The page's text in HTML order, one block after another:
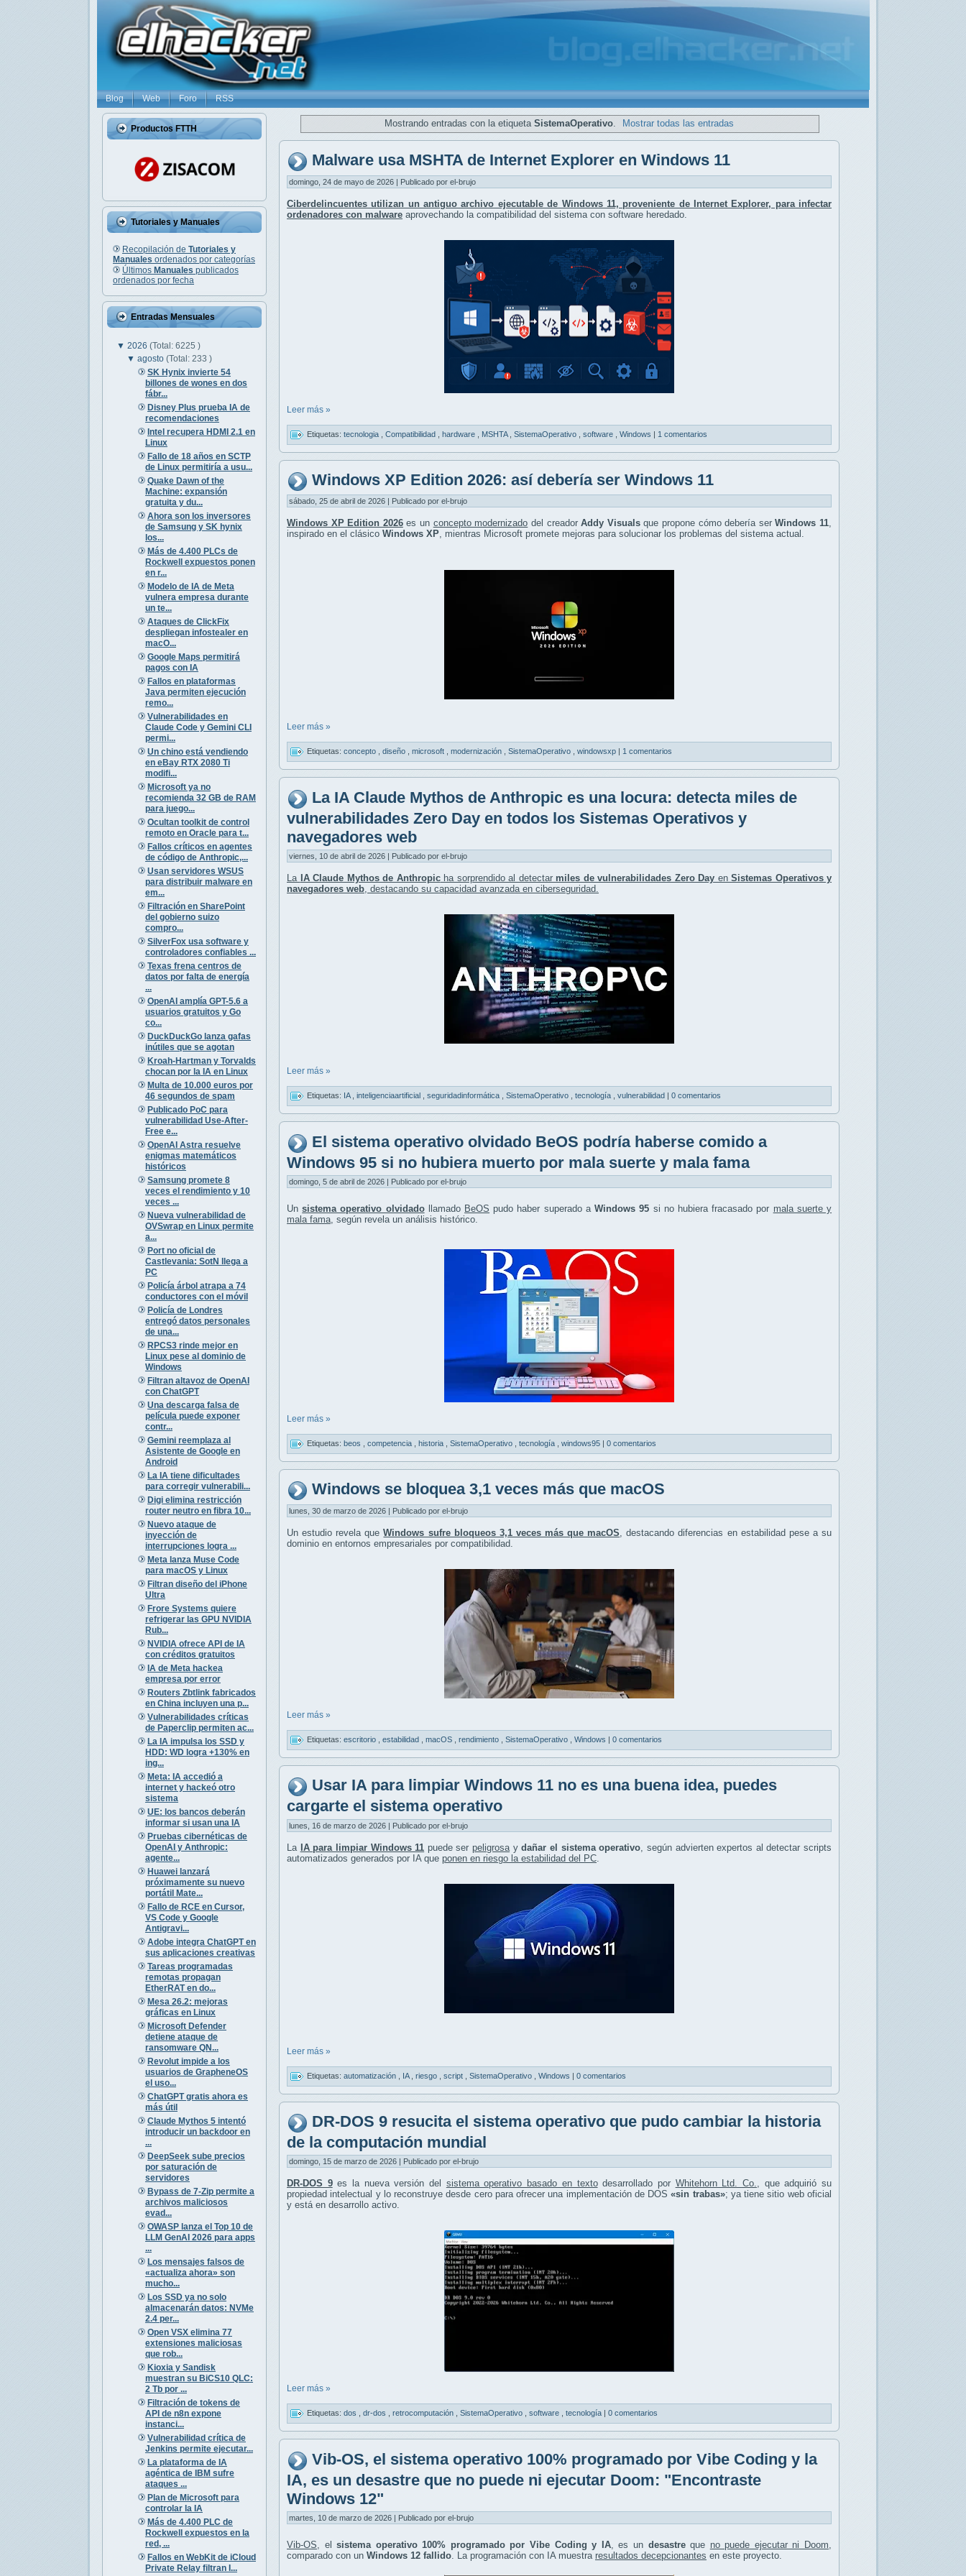
Blog Web Foro RSS
Productos FTTH
Tutoriales y Manuales
Recopilación de Tutoriales y
Manuales ordenados por categorías
Últimos Manuales publicados
ordenados por fecha
Entradas Mensuales
▼ 2026 (Total: 6225 )
▼agosto(Total: 233 )
SK Hynix invierte 54
billones de wones en dos
fábr...
Disney Plus prueba IA de
recomendaciones
Intel recupera HDMI 2.1 en
Linux
Fallo de 18 años en SCTP
de Linux permitiría a usu...
Quake Dawn of the
Machine: expansión
gratuita y du...
Ahora son los inversores
de Samsung y SK hynix
los...
Más de 4.400 PLCs de
Rockwell expuestos ponen
en r...
Modelo de IA de Meta
vulnera empresa durante
un te...
Ataques de ClickFix
despliegan infostealer en
macO...
Google Maps permitirá
pagos con IA
Fallos en plataformas
Java permiten ejecución
remo...
Vulnerabilidades en
Claude Code y Gemini CLI
permi...
Un chino está vendiendo
en eBay RTX 2080 Ti
modifi...
Microsoft ya no
recomienda 32 GB de RAM
para juego...
Ocultan toolkit de control
remoto en Oracle para t...
Fallos críticos en agentes
de código de Anthropic,...
Usan servidores WSUS
para distribuir malware en
em...
Filtración en SharePoint
del gobierno suizo
compro...
SilverFox usa software y
controladores confiables ...
Texas frena centros de
datos por falta de energía
...
OpenAI amplía GPT-5.6 a
usuarios gratuitos y Go
co...
DuckDuckGo lanza gafas
inútiles que se agotan
Kroah-Hartman y Torvalds
chocan por la IA en Linux
Multa de 10.000 euros por
46 segundos de spam
Publicado PoC para
vulnerabilidad Use-After-
Free e...
OpenAI Astra resuelve
enigmas matemáticos
históricos
Samsung promete 8
veces el rendimiento y 10
veces ...
Nueva vulnerabilidad de
OVSwrap en Linux permite
a...
Port no oficial de
Castlevania: SotN llega a
PC
Policía árbol atrapa a 74
conductores con el móvil
Policía de Londres
entregó datos personales
de una...
RPCS3 rinde mejor en
Linux pese al dominio de
Windows
Filtran altavoz de OpenAI
con ChatGPT
Una descarga falsa de
película puede exponer
contr...
Gemini reemplaza al
Asistente de Google en
Android
La IA tiene dificultades
para corregir vulnerabili...
Digi elimina restricción
router neutro en fibra 10...
Nuevo ataque de
inyección de
interrupciones logra ...
Meta lanza Muse Code
para macOS y Linux
Filtran diseño del iPhone
Ultra
Frore Systems quiere
refrigerar las GPU NVIDIA
Rub...
NVIDIA ofrece API de IA
con créditos gratuitos
IA de Meta hackea
empresa por error
Routers Zbtlink fabricados
en China incluyen una p...
Vulnerabilidades críticas
de Paperclip permiten ac...
La IA impulsa los SSD y
HDD: WD logra +130% en
ing...
Meta: IA accedió a
internet y hackeó otro
sistema
UE: los bancos deberán
informar si usan una IA
Pruebas cibernéticas de
OpenAI y Anthropic:
agente...
Huawei lanzará
próximamente su nuevo
portátil Mate...
Fallo de RCE en Cursor,
VS Code y Google
Antigravi...
Adobe integra ChatGPT en
sus aplicaciones creativas
Tareas programadas
remotas propagan
EtherRAT en do...
Mesa 26.2: mejoras
gráficas en Linux
Microsoft Defender
detiene ataque de
ransomware QN...
Revolut impide a los
usuarios de GrapheneOS
el uso...
ChatGPT gratis ahora es
más útil
Claude Mythos 5 intentó
introducir un backdoor en
...
DeepSeek sube precios
por saturación de
servidores
Bypass de 7-Zip permite a
archivos maliciosos
evad...
OWASP lanza el Top 10 de
LLM GenAI 2026 para apps
...
Los mensajes falsos de
«actualiza ahora» son
mucho...
Los SSD ya no solo
almacenarán datos: NVMe
2.4 per...
Open VSX elimina 77
extensiones maliciosas
que rob...
Kioxia y Sandisk
muestran su BiCS10 QLC:
2 Tb por ...
Filtración de tokens de
API de n8n expone
instanci...
Vulnerabilidad crítica de
Jenkins permite ejecutar...
La plataforma de IA
agéntica de IBM sufre
ataques ...
Plan de Microsoft para
controlar la IA
Más de 4.400 PLC de
Rockwell expuestos en la
red, ...
Fallos en WebKit de iCloud
Private Relay filtran I...
Mostrando entradas con la etiqueta SistemaOperativo. Mostrar todas las entradas
Malware usa MSHTA de Internet Explorer en Windows 11
domingo, 24 de mayo de 2026 | Publicado por el-brujo
Ciberdelincuentes utilizan un antiguo archivo ejecutable de Windows 11, proveniente de Internet Explorer, para infectar
ordenadores con malware aprovechando la compatibilidad del sistema con software heredado.
Leer más »
Etiquetas: tecnologia Compatibilidad hardware MSHTA SistemaOperativo software Windows | 1 comentarios
Windows XP Edition 2026: así debería ser Windows 11
sábado, 25 de abril de 2026 | Publicado por el-brujo
Windows XP Edition 2026es un concepto modernizado del creadorAddy Visualsque propone cómo debería serWindows 11,
inspirado en el clásico Windows XP, mientras Microsoft promete mejoras para solucionar los problemas del sistema actual.
Leer más »
Etiquetas: concepto diseño microsoft modernización SistemaOperativo windowsxp 1 comentarios
La IA Claude Mythos de Anthropic es una locura: detecta miles de
vulnerabilidades Zero Day en todos los Sistemas Operativos y
navegadores web
viernes, 10 de abril de 2026 | Publicado por el-brujo
La IA Claude Mythos de Anthropicha sorprendido al detectar miles de vulnerabilidades Zero Day en Sistemas Operativos y
navegadores web, destacando su capacidad avanzada en ciberseguridad.
Leer más »
Etiquetas: IA inteligenciaartificial seguridadinformática SistemaOperativo tecnología vulnerabilidad | 0 comentarios
El sistema operativo olvidado BeOS podría haberse comido a
Windows 95 si no hubiera muerto por mala suerte y mala fama
domingo, 5 de abril de 2026 | Publicado por el-brujo
Unsistema operativo olvidadollamado BeOS pudo haber superado aWindows 95 si no hubiera fracasado por mala suerte y
mala fama , según revela un análisis histórico.
Leer más »
Etiquetas: beos competencia historia SistemaOperativo tecnología windows95 | 0 comentarios
Windows se bloquea 3,1 veces más que macOS
lunes, 30 de marzo de 2026 | Publicado por el-brujo
Un estudio revela queWindows sufre bloqueos 3,1 veces más que macOS , destacando diferencias en estabilidad pese a su
dominio en entornos empresariales por compatibilidad.
Leer más »
Etiquetas: escritorio estabilidad macOS rendimiento SistemaOperativo Windows | 0 comentarios
Usar IA para limpiar Windows 11 no es una buena idea, puedes
cargarte el sistema operativo
lunes, 16 de marzo de 2026 | Publicado por el-brujo
La IA para limpiar Windows 11 puede serpeligrosa ydañar el sistema operativo , según advierten expertos al detectar scripts
automatizados generados por IA que ponen en riesgo la estabilidad del PC
Leer más »
Etiquetas: automatización IA riesgo script SistemaOperativo Windows | 0 comentarios
DR-DOS 9 resucita el sistema operativo que pudo cambiar la historia
de la computación mundial
domingo, 15 de marzo de 2026 | Publicado por el-brujo
DR-DOS 9es la nueva versión del sistema operativo basado en textodesarrollado por Whitehorn Ltd. Co., que adquirió su
propiedad intelectual y lo reconstruye desde cero para ofrecer una implementación de DOS«sin trabas»; ya tiene sitio web oficial
y está en desarrollo activo.
Leer más »
Etiquetas: dos dr-dos retrocomputación SistemaOperativo software tecnología 0 comentarios
Vib-OS, el sistema operativo 100% programado por Vibe Coding y la
IA, es un desastre que no puede ni ejecutar Doom: "Encontraste
Windows 12"
martes, 10 de marzo de 2026 | Publicado por el-brujo
Vib-OS , elsistema operativo 100% programado por Vibe Coding y IA, es un desastreque no puede ejecutar ni Doom
comparado con un Windows 12 fallido . La programación con IA muestra resultados decepcionantes en este proyecto.